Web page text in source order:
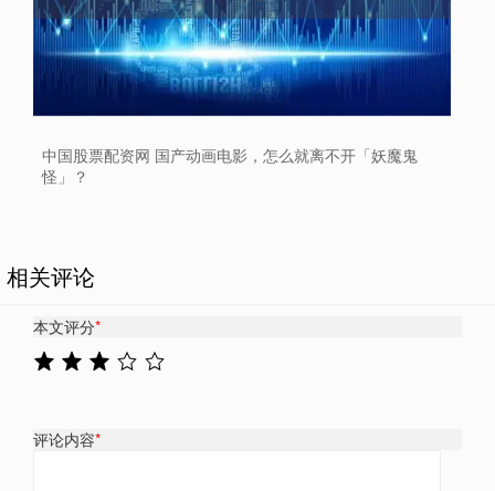
中国股票配资网 国产动画电影，怎么就离不开「妖魔鬼
怪」？
相关评论
本文评分*
评论内容*